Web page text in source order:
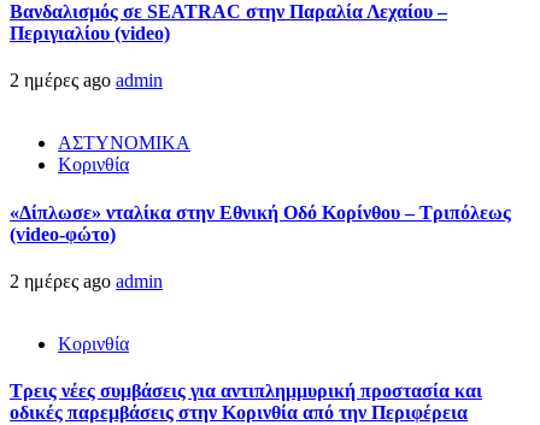
Βανδαλισμός σε SEATRAC στην Παραλία Λεχαίου –
Περιγιαλίου (video)
2 ημέρες ago admin
ΑΣΤΥΝΟΜΙΚΑ
Κορινθία
«Δίπλωσε» νταλίκα στην Εθνική Oδό Κορίνθου – Τριπόλεως
(video-φώτο)
2 ημέρες ago admin
Κορινθία
Τρεις νέες συμβάσεις για αντιπλημμυρική προστασία και
οδικές παρεμβάσεις στην Κορινθία από την Περιφέρεια